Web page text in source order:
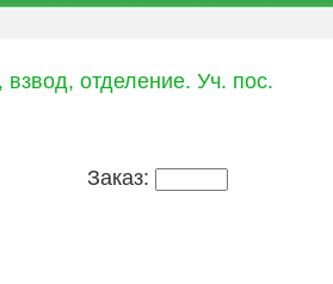
взвод, отделение. Уч. пос.
Заказ: